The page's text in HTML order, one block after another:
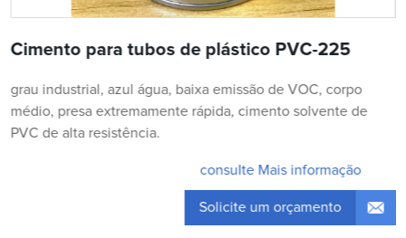
Cimento para tubos de plástico PVC-225
grau industrial, azul água, baixa emissão de VOC, corpo
médio, presa extremamente rápida, cimento solvente de
PVC de alta resistência.
consulte Mais informação
Solicite um orçamento